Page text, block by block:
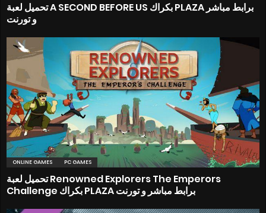
تحميل لعبة A SECOND BEFORE US بكراك PLAZA برابط مباشر
و تورنت
ONLINE GAMES PC GAMES
تحميل لعبة Renowned Explorers The Emperors
Challenge بكراك PLAZA برابط مباشر و تورنت